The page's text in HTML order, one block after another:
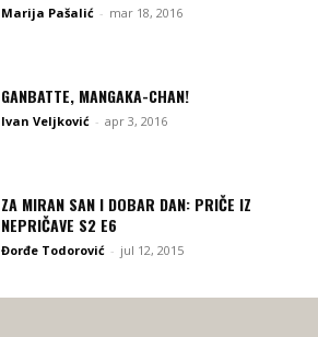
Marija Pašalić - mar 18, 2016
GANBATTE, MANGAKA-CHAN!
Ivan Veljković - apr 3, 2016
ZA MIRAN SAN I DOBAR DAN: PRIČE IZ
NEPRIČAVE S2 E6
Đorđe Todorović - jul 12, 2015